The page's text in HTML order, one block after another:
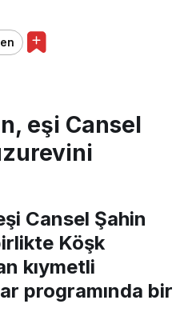
eşi Cansel
Cansel Şahin
Köşk
kıymetli
programında bir